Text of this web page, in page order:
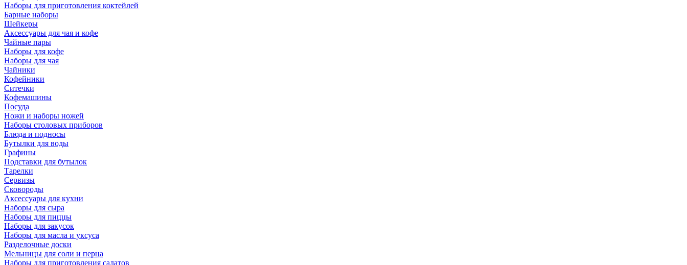
Наборы для приготовления коктейлей
Барные наборы
Шейкеры
Аксессуары для чая и кофе
Чайные пары
Наборы для кофе
Наборы для чая
Чайники
Кофейники
Ситечки
Кофемашины
Посуда
Ножи и наборы ножей
Наборы столовых приборов
Блюда и подносы
Бутылки для воды
Графины
Подставки для бутылок
Тарелки
Сервизы
Сковороды
Аксессуары для кухни
Наборы для сыра
Наборы для пиццы
Наборы для закусок
Наборы для масла и уксуса
Разделочные доски
Мельницы для соли и перца
Наборы для приготовления салатов